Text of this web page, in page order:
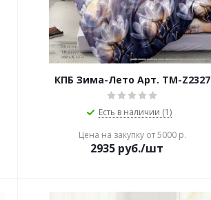
КПБ Зима-Лето Арт. TM-Z2327
Есть в наличии (1)
Цена на закупку от 5000 р.
2935 руб./шт